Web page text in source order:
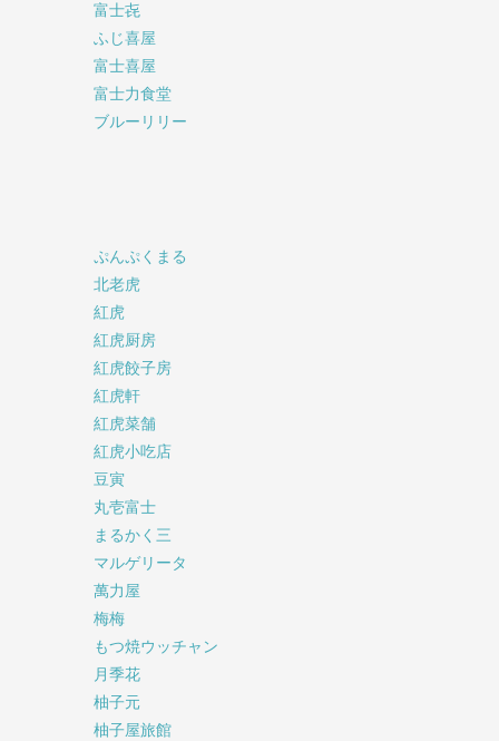
富士㐂
ふじ喜屋
富士喜屋
富士力食堂
ブルーリリー
ぷんぷくまる
北老虎
紅虎
紅虎厨房
紅虎餃子房
紅虎軒
紅虎菜舗
紅虎小吃店
豆寅
丸壱富士
まるかく三
マルゲリータ
萬力屋
梅梅
もつ焼ウッチャン
月季花
柚子元
柚子屋旅館